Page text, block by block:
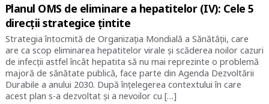
Planul OMS de eliminare a hepatitelor (IV): Cele 5
direcții strategice țintite
Strategia întocmită de Organizația Mondială a Sănătății, care
are ca scop eliminarea hepatitelor virale și scăderea noilor cazuri
de infecții astfel încât hepatita să nu mai reprezinte o problemă
majoră de sănătate publică, face parte din Agenda Dezvoltării
Durabile a anului 2030. După înțelegerea contextului în care
acest plan s-a dezvoltat și a nevoilor cu […]